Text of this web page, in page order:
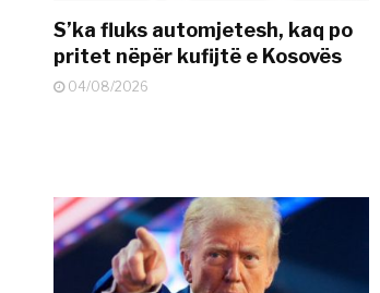
S’ka fluks automjetesh, kaq po
pritet nëpër kufijtë e Kosovës
04/08/2026